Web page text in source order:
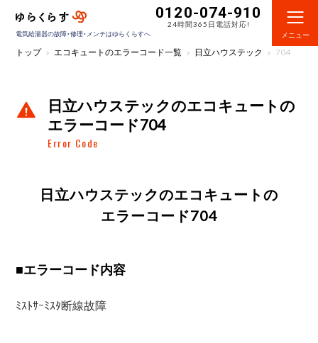
電気給湯器の故障・修理・メンテはゆらくらすへ
0120-074-910
24時間365日電話対応!
メニュー
トップ エコキュートのエラーコード一覧 日立ハウステック 704
日立ハウステックのエコキュートの
エラーコード704
Error Code
日立ハウステックのエコキュートの
エラーコード704
■エラーコード内容
ﾐｽﾄｻｰﾐｽﾀ断線故障